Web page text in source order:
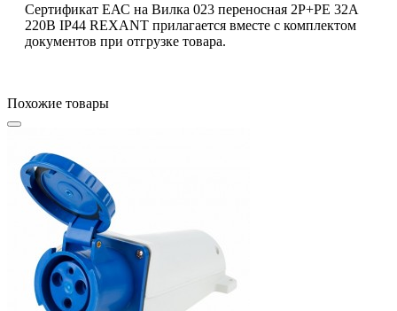
Сертификат ЕАС на Вилка 023 переносная 2Р+РЕ 32А
220В IP44 REXANT прилагается вместе с комплектом
документов при отгрузке товара.
Похожие товары